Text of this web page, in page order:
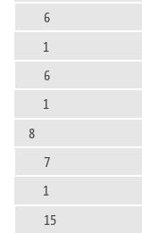
6
1
6
1
8
7
1
15